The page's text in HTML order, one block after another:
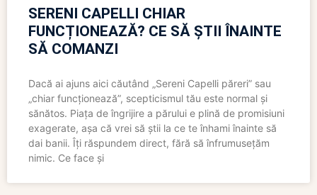
SERENI CAPELLI CHIAR
FUNCȚIONEAZĂ? CE SĂ ȘTII ÎNAINTE
SĂ COMANZI
Dacă ai ajuns aici căutând „Sereni Capelli păreri” sau
„chiar funcționează”, scepticismul tău este normal și
sănătos. Piața de îngrijire a părului e plină de promisiuni
exagerate, așa că vrei să știi la ce te înhami înainte să
dai banii. Îți răspundem direct, fără să înfrumusețăm
nimic. Ce face și